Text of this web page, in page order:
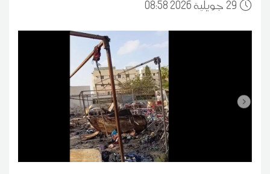
29 08:58 2026 جويلية